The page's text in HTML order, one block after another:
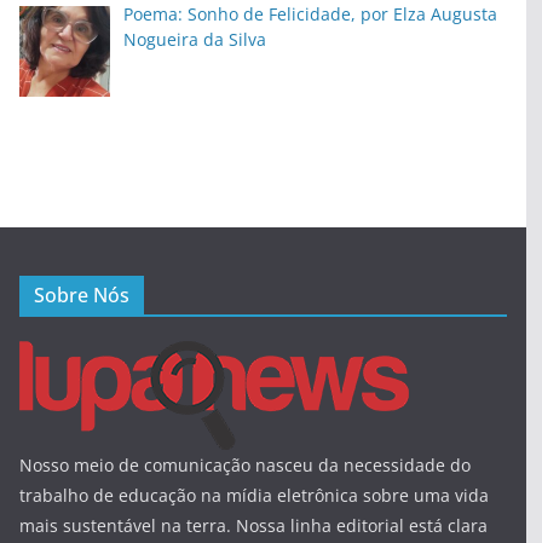
Poema: Sonho de Felicidade, por Elza Augusta
Nogueira da Silva
Sobre Nós
Nosso meio de comunicação nasceu da necessidade do
trabalho de educação na mídia eletrônica sobre uma vida
mais sustentável na terra. Nossa linha editorial está clara